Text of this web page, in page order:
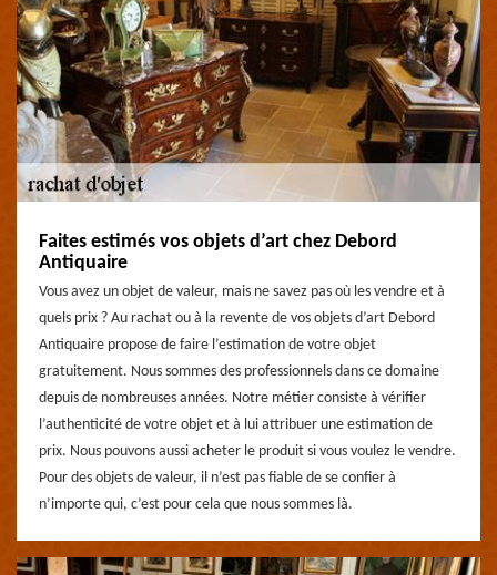
Faites estimés vos objets d’art chez Debord
Antiquaire
Vous avez un objet de valeur, mais ne savez pas où les vendre et à
quels prix ? Au rachat ou à la revente de vos objets d’art Debord
Antiquaire propose de faire l’estimation de votre objet
gratuitement. Nous sommes des professionnels dans ce domaine
depuis de nombreuses années. Notre métier consiste à vérifier
l’authenticité de votre objet et à lui attribuer une estimation de
prix. Nous pouvons aussi acheter le produit si vous voulez le vendre.
Pour des objets de valeur, il n’est pas fiable de se confier à
n’importe qui, c’est pour cela que nous sommes là.